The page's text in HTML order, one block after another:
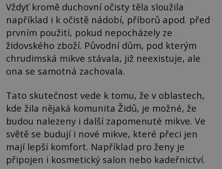
Vždyť kromě duchovní očisty těla sloužila
například i k očistě nádobí, příborů apod. před
prvním použití, pokud nepocházely ze
židovského zboží. Původní dům, pod kterým
chrudimská mikve stávala, již neexistuje, ale
ona se samotná zachovala.
Tato skutečnost vede k tomu, že v oblastech,
kde žila nějaká komunita Židů, je možné, že
budou nalezeny i další zapomenuté mikve. Ve
světě se budují i nové mikve, které přeci jen
mají lepší komfort. Například pro ženy je
připojen i kosmetický salon nebo kadeřnictví.